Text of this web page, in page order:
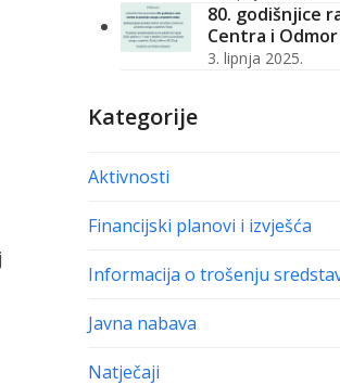
80. godišnjice
Centra i
3. lipnja 2025.
Kategorije
Aktivnosti
Financijski planovi i izvješća
Informacija o trošenju
Javna nabava
Natječaji